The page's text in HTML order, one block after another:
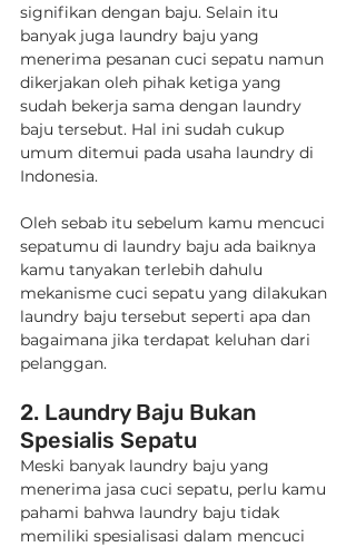
signifikan dengan baju. Selain itu
banyak juga laundry baju yang
menerima pesanan cuci sepatu namun
dikerjakan oleh pihak ketiga yang
sudah bekerja sama dengan laundry
baju tersebut. Hal ini sudah cukup
umum ditemui pada usaha laundry di
Indonesia.
Oleh sebab itu sebelum kamu mencuci
sepatumu di laundry baju ada baiknya
kamu tanyakan terlebih dahulu
mekanisme cuci sepatu yang dilakukan
laundry baju tersebut seperti apa dan
bagaimana jika terdapat keluhan dari
pelanggan.
2. Laundry Baju Bukan
Spesialis Sepatu
Meski banyak laundry baju yang
menerima jasa cuci sepatu, perlu kamu
pahami bahwa laundry baju tidak
memiliki spesialisasi dalam mencuci